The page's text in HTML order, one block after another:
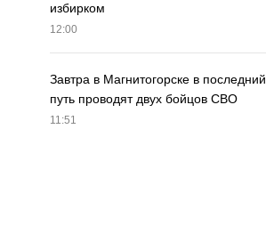
избирком
12:00
Завтра в Магнитогорске в последний
путь проводят двух бойцов СВО
11:51